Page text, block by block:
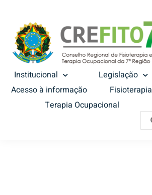
Institucional
Legislação
Acesso à informação
Fisioterapia
Terapia Ocupacional